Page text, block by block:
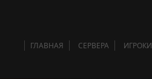
ГЛАВНАЯ СЕРВЕРА ИГРОКИ